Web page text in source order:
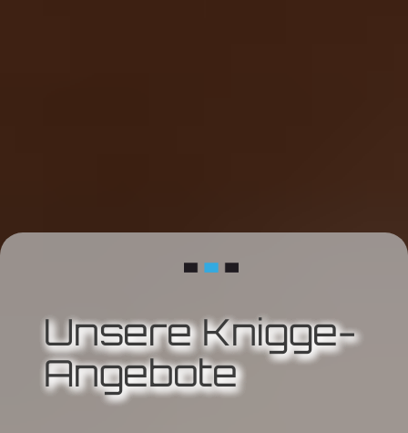
Unsere Knigge-
Angebote